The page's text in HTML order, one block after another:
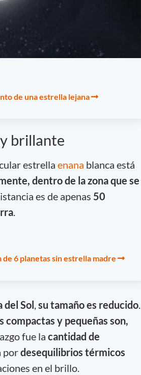
de una estrella lejana
brillante
estrella enana blanca está
dentro de la zona que se
es de apenas 50
.
6 planetas sin estrella madre
del Sol,su tamaño es reducido.
compactas y pequeñas son,
fue la cantidad de
pordesequilibrios térmicos
en el brillo.